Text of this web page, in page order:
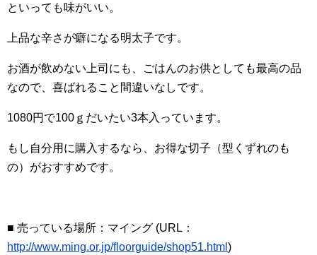
といっても味がいい。
上品な辛さが癖になる明太子です。
お酒が飲めない上司にも、ごはんのお供としても最高の品
なので、喜ばれること間違いなしです。
1080円で100ｇだいたい3本入っています。
もし自分用に購入するなら、お得な切子（型くずれのも
の）がおすすめです。
■ 売っている場所：マイング (URL：
http://www.ming.or.jp/floorguide/shop51.html )